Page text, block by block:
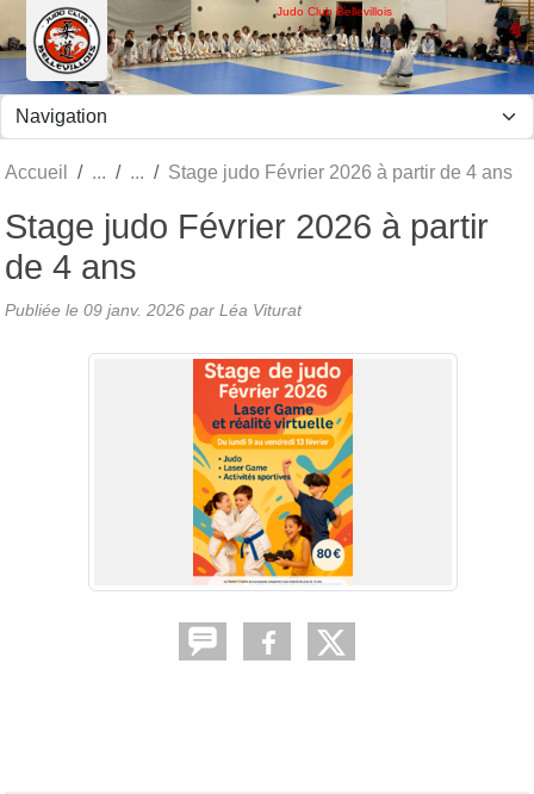
Judo Club Bellevillois
Accueil Stage judo Février 2026 à partir de 4 ans
Stage judo Février 2026 à partir
de 4 ans
Publiée le 09 janv. 2026 par Léa Viturat
Panneau de gestion des cookies